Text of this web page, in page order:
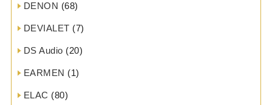
DENON (68)
DEVIALET (7)
DS Audio (20)
EARMEN (1)
ELAC (80)